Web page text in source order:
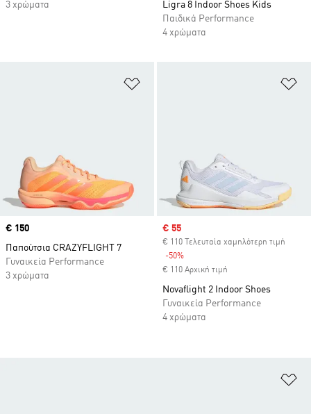
3 χρώματα
Ligra 8 Indoor Shoes Kids
Παιδικά Performance
4 χρώματα
Προσθήκη στη Λίστα Επιθυμιών
Price
€ 150
Παπούτσια CRAZYFLIGHT 7
Γυναικεία Performance
3 χρώματα
Sale price
€ 55
€ 110 Τελευταία χαμηλότερη τιμή
-50%
€ 110 Αρχική τιμή
Novaflight 2 Indoor Shoes
Γυναικεία Performance
4 χρώματα